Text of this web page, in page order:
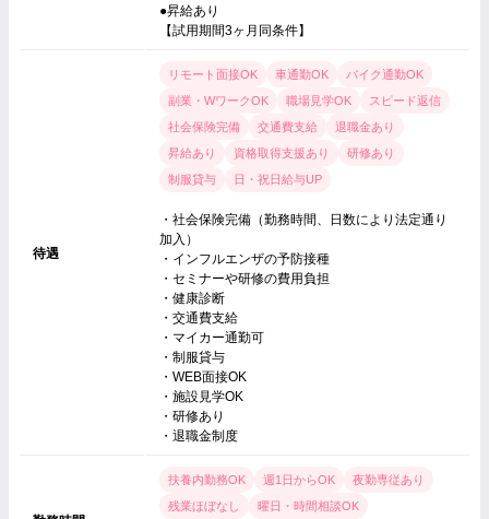
●昇給あり
【試用期間3ヶ月同条件】
待遇
リモート面接OK 車通勤OK
バイク通勤OK
副業・WワークOK
職場見学OK
スピード返信
社会保険完備
交通費支給
退職金あり
昇給あり
資格取得支援あり
研修あり
制服貸与
日・祝日給与UP
・社会保険完備（勤務時間、日数により法定通り
加入）
・インフルエンザの予防接種
・セミナーや研修の費用負担
・健康診断
・交通費支給
・マイカー通勤可
・制服貸与
・WEB面接OK
・施設見学OK
・研修あり
・退職金制度
扶養内勤務OK 週1日からOK
夜勤専従あり
残業ほぼなし
曜日・時間相談OK